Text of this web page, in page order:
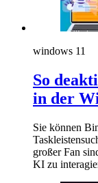
windows 11
So
in der
Sie können
großer Fan
KI zu